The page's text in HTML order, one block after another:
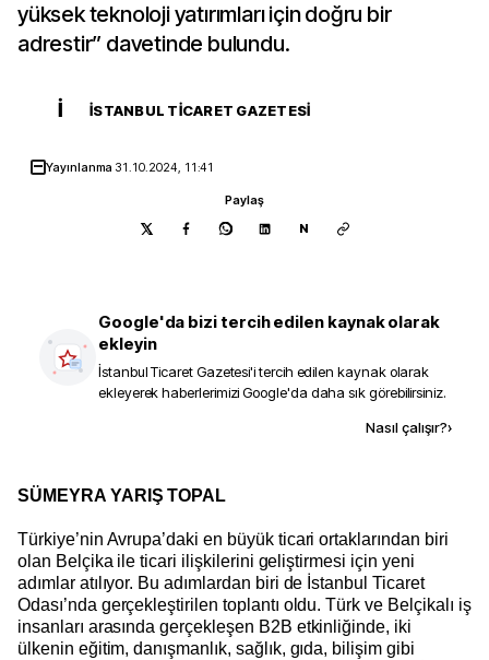
yüksek teknoloji yatırımları için doğru bir
adrestir” davetinde bulundu.
İ İSTANBUL TICARET GAZETESI
Yayınlanma 31.10.2024, 11:41
Paylaş
N
Google'da bizi tercih edilen kaynak olarak
ekleyin
İstanbul Ticaret Gazetesi'i tercih edilen kaynak olarak
ekleyerek haberlerimizi Google'da daha sık görebilirsiniz.
Nasıl çalışır?›
SÜMEYRA YARIŞ TOPAL
Türkiye’nin Avrupa’daki en büyük ticari ortaklarından biri
olan Belçika ile ticari ilişkilerini geliştirmesi için yeni
adımlar atılıyor. Bu adımlardan biri de İstanbul Ticaret
Odası’nda gerçekleştirilen toplantı oldu. Türk ve Belçikalı iş
insanları arasında gerçekleşen B2B etkinliğinde, iki
ülkenin eğitim, danışmanlık, sağlık, gıda, bilişim gibi